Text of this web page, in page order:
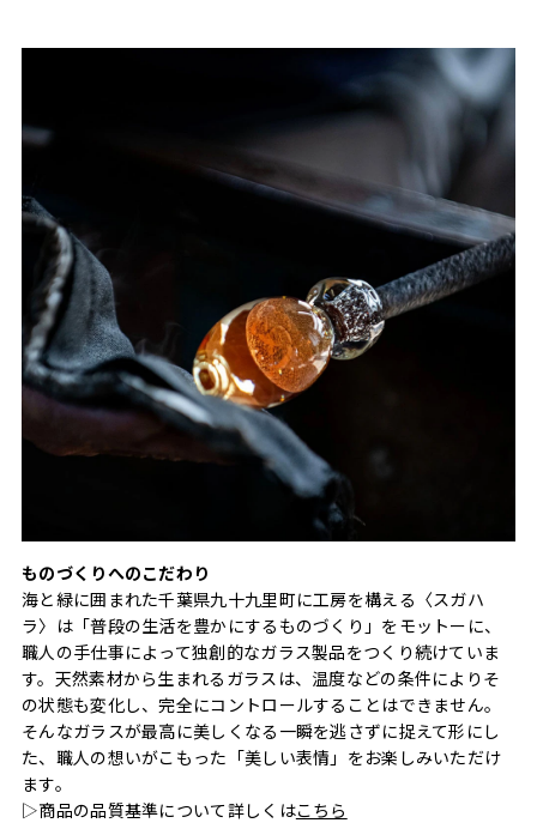
ものづくりへのこだわり
海と緑に囲まれた千葉県九十九里町に工房を構える〈スガハ
ラ〉は「普段の生活を豊かにするものづくり」をモットーに、
職人の手仕事によって独創的なガラス製品をつくり続けていま
す。天然素材から生まれるガラスは、温度などの条件によりそ
の状態も変化し、完全にコントロールすることはできません。
そんなガラスが最高に美しくなる一瞬を逃さずに捉えて形にし
た、職人の想いがこもった「美しい表情」をお楽しみいただけ
ます。
▷商品の品質基準について詳しくはこちら